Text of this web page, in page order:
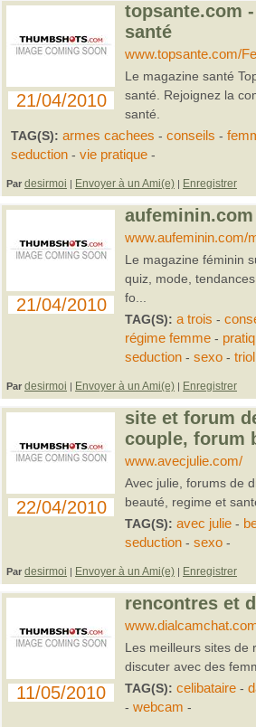
21/04/2010
topsante.com
santé
www.topsante.com/
Le magazine santé
santé. Rejoignez la
santé.
TAG(S): armes cachees - conseils -
seduction - vie pratique -
Par desirmoi | Envoyer à un Ami(e) | Enregistrer
21/04/2010
aufeminin.com
www.aufeminin.com/
Le magazine féminin
quiz, mode,
fo...
TAG(S): a trois -
régime femme-
seduction- sexo-
Par desirmoi | Envoyer à un Ami(e) | Enregistrer
22/04/2010
site et forum
couple, forum
www.avecjulie.com/
Avec julie, forums de
beauté, regime et
TAG(S): avec julie-
seduction- sexo-
Par desirmoi | Envoyer à un Ami(e) | Enregistrer
11/05/2010
rencontres et
Les meilleurs sites de
discuter avec des
TAG(S): celibataire-
- webcam -